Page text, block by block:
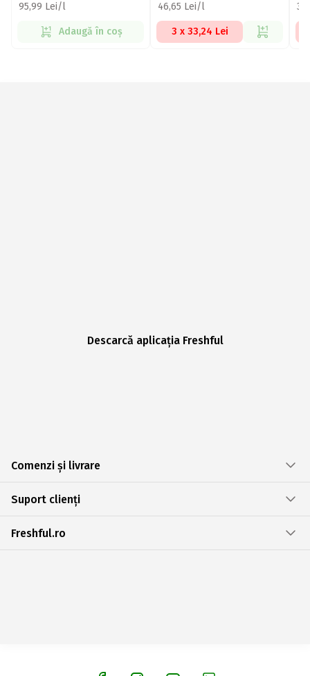
95,99 Lei/l
Adaugă în coș
46,65 Lei/l
3 x 33,24 Lei
Descarcă aplicația Freshful
Comenzi și livrare
Suport clienți
Freshful.ro